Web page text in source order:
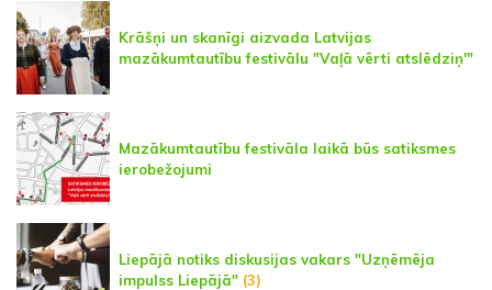
Krāšņi un skanīgi aizvada Latvijas
mazākumtautību festivālu "Vaļā vērti atslēdziņ'"
Mazākumtautību festivāla laikā būs satiksmes
ierobežojumi
Liepājā notiks diskusijas vakars "Uzņēmēja
impulss Liepājā" (3)